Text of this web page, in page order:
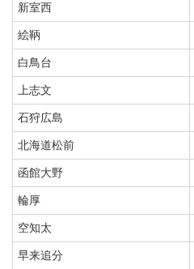
新室西
絵鞆
白鳥台
上志文
石狩広島
北海道松前
函館大野
輪厚
空知太
早来追分